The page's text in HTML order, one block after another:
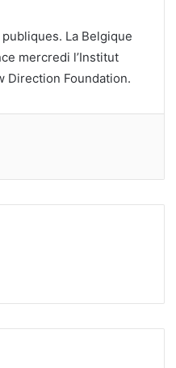
La Belgique
mercredi l’Institut
Direction Foundation.